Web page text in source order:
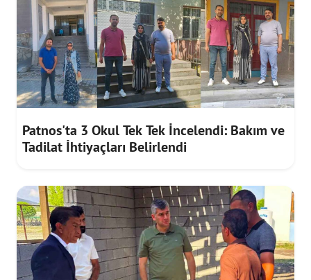
Patnos'ta 3 Okul Tek Tek İncelendi: Bakım ve
Tadilat İhtiyaçları Belirlendi